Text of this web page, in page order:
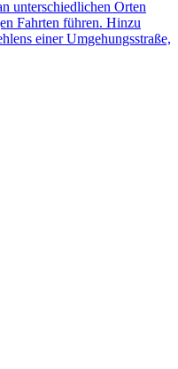
unterschiedlichen Orten
Fahrten führen. Hinzu
einer Umgehungsstraße,